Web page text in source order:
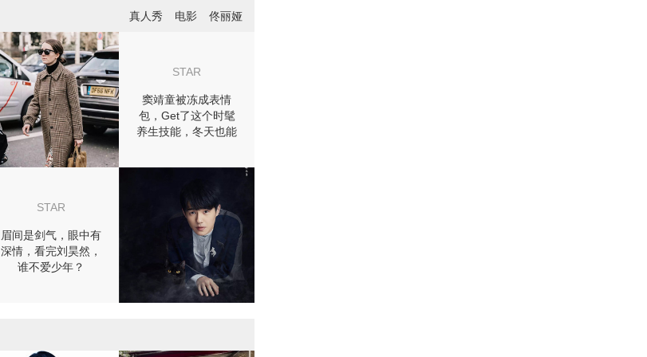
真人秀 电影 佟丽娅
STAR
窦靖童被冻成表情
包，Get了这个时髦
养生技能，冬天也能
STAR
眉间是剑气，眼中有
深情，看完刘昊然，
谁不爱少年？